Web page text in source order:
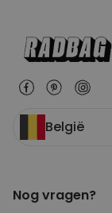
België
Nog vragen?